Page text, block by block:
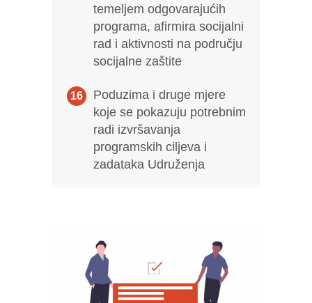
temeljem odgovarajućih
programa, afirmira socijalni
rad i aktivnosti na području
socijalne zaštite
Poduzima i druge mjere
koje se pokazuju potrebnim
radi izvršavanja
programskih ciljeva i
zadataka Udruženja